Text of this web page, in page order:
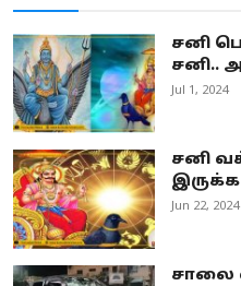
சனி
சனி..
Jul 1, 2024
சனி
இருக்க
Jun 22, 2024
சாலை